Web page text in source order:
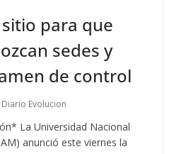
para que
sedes y
de control
Evolucion
La Universidad Nacional
anunció este viernes la